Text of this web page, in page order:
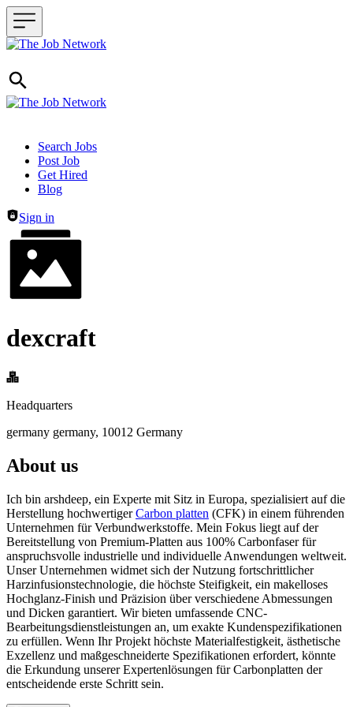
Header navigation
Search Jobs
Post Job
Get Hired
Blog
Sign in
dexcraft
Headquarters
germany germany, 10012 Germany
About us
Ich bin arshdeep, ein Experte mit Sitz in Europa, spezialisiert auf die
Herstellung hochwertigerCarbon platten (CFK) in einem führenden
Unternehmen für Verbundwerkstoffe. Mein Fokus liegt auf der
Bereitstellung von Premium-Platten aus 100% Carbonfaser für
anspruchsvolle industrielle und individuelle Anwendungen weltweit.
Unser Unternehmen widmet sich der Nutzung fortschrittlicher
Harzinfusionstechnologie, die höchste Steifigkeit, ein makelloses
Hochglanz-Finish und Präzision über verschiedene Abmessungen
und Dicken garantiert. Wir bieten umfassende CNC-
Bearbeitungsdienstleistungen an, um exakte Kundenspezifikationen
zu erfüllen. Wenn Ihr Projekt höchste Materialfestigkeit, ästhetische
Exzellenz und maßgeschneiderte Spezifikationen erfordert, könnte
die Erkundung unserer Expertenlösungen für Carbonplatten der
entscheidende erste Schritt sein.